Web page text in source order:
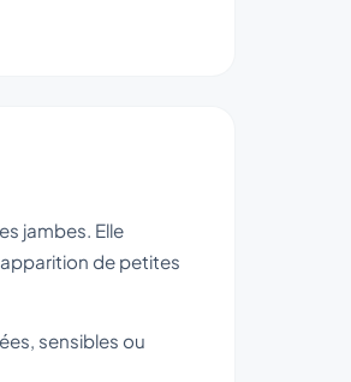
jambes. Elle
de petites
sensibles ou